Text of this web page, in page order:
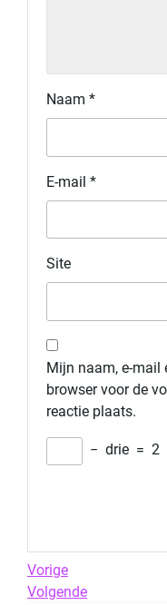
Naam *
E-mail *
Site
Mijn naam, e-mail
browser voor de
reactie plaats.
− drie = 2
Previous
Post
Vorige
Next
Volgende